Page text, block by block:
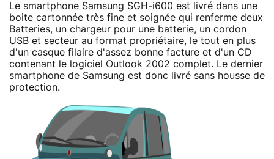
Le smartphone Samsung SGH-i600 est livré dans une
boite cartonnée très fine et soignée qui renferme deux
Batteries, un chargeur pour une batterie, un cordon
USB et secteur au format propriétaire, le tout en plus
d'un casque filaire d'assez bonne facture et d'un CD
contenant le logiciel Outlook 2002 complet. Le dernier
smartphone de Samsung est donc livré sans housse de
protection.